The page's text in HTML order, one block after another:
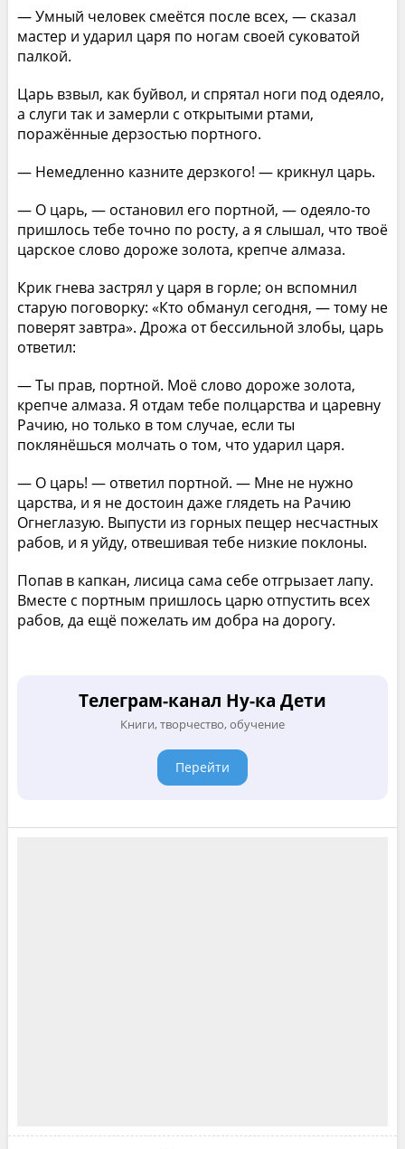
— Умный человек смеётся после всех, — сказал
мастер и ударил царя по ногам своей суковатой
палкой.
Царь взвыл, как буйвол, и спрятал ноги под одеяло,
а слуги так и замерли с открытыми ртами,
поражённые дерзостью портного.
— Немедленно казните дерзкого! — крикнул царь.
— О царь, — остановил его портной, — одеяло-то
пришлось тебе точно по росту, а я слышал, что твоё
царское слово дороже золота, крепче алмаза.
Крик гнева застрял у царя в горле; он вспомнил
старую поговорку: «Кто обманул сегодня, — тому не
поверят завтра». Дрожа от бессильной злобы, царь
ответил:
— Ты прав, портной. Моё слово дороже золота,
крепче алмаза. Я отдам тебе полцарства и царевну
Рачию, но только в том случае, если ты
поклянёшься молчать о том, что ударил царя.
— О царь! — ответил портной. — Мне не нужно
царства, и я не достоин даже глядеть на Рачию
Огнеглазую. Выпусти из горных пещер несчастных
рабов, и я уйду, отвешивая тебе низкие поклоны.
Попав в капкан, лисица сама себе отгрызает лапу.
Вместе с портным пришлось царю отпустить всех
рабов, да ещё пожелать им добра на дорогу.
Телеграм-канал Ну-ка Дети
Книги, творчество, обучение
Перейти